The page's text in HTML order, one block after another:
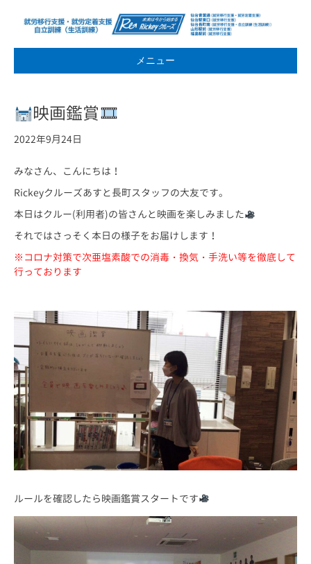
メニュー
映画鑑賞
2022年9月24日
みなさん、こんにちは！
Rickeyクルーズあすと長町スタッフの大友です。
本日はクルー(利用者)の皆さんと映画を楽しみました
それではさっそく本日の様子をお届けします！
※コロナ対策で次亜塩素酸での消毒・換気・手洗い等を徹底して
行っております
ルールを確認したら映画鑑賞スタートです